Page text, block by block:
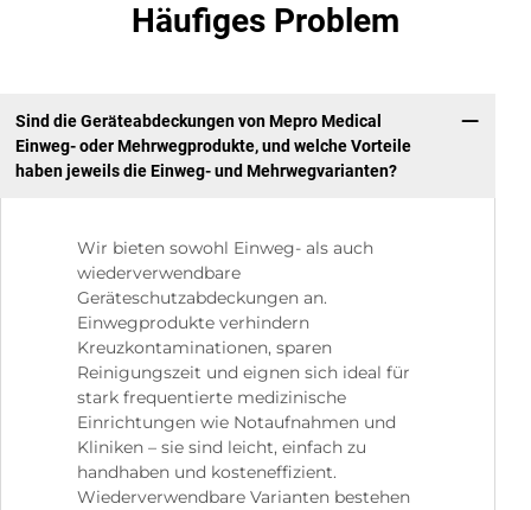
Häufiges Problem
Sind die Geräteabdeckungen von Mepro Medical
Einweg- oder Mehrwegprodukte, und welche Vorteile
haben jeweils die Einweg- und Mehrwegvarianten?
Wir bieten sowohl Einweg- als auch
wiederverwendbare
Geräteschutzabdeckungen an.
Einwegprodukte verhindern
Kreuzkontaminationen, sparen
Reinigungszeit und eignen sich ideal für
stark frequentierte medizinische
Einrichtungen wie Notaufnahmen und
Kliniken – sie sind leicht, einfach zu
handhaben und kosteneffizient.
Wiederverwendbare Varianten bestehen